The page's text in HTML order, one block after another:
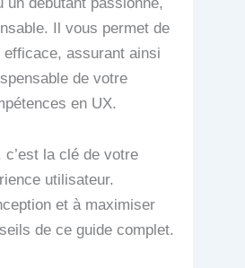
Il vous permet de
assurant ainsi
de votre
en UX.
c’est la clé de votre
utilisateur.
et à maximiser
de ce guide complet.